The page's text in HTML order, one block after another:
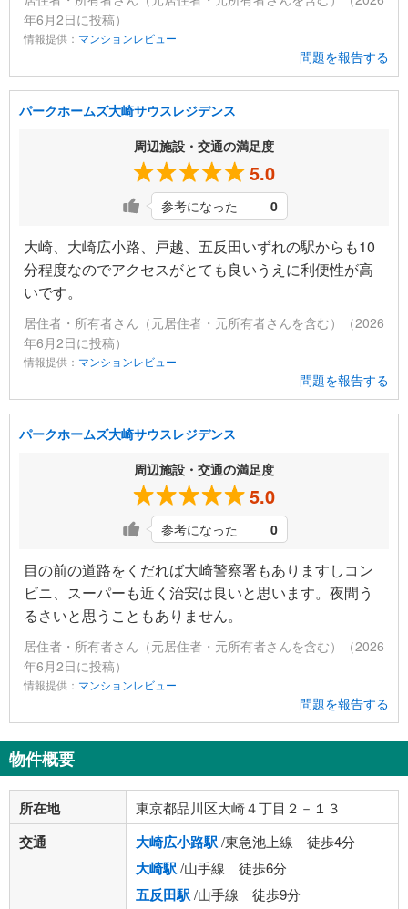
年6月2日に投稿）
情報提供： マンションレビュー
問題を報告する
パークホームズ大崎サウスレジデンス
周辺施設・交通の満足度
5.0
参考になった 0
大崎、大崎広小路、戸越、五反田いずれの駅からも10
分程度なのでアクセスがとても良いうえに利便性が高
いです。
居住者・所有者さん（元居住者・元所有者さんを含む）（2026
年6月2日に投稿）
情報提供： マンションレビュー
問題を報告する
パークホームズ大崎サウスレジデンス
周辺施設・交通の満足度
5.0
参考になった 0
目の前の道路をくだれば大崎警察署もありますしコン
ビニ、スーパーも近く治安は良いと思います。夜間う
るさいと思うこともありません。
居住者・所有者さん（元居住者・元所有者さんを含む）（2026
年6月2日に投稿）
情報提供： マンションレビュー
問題を報告する
物件概要
所在地 東京都品川区大崎４丁目２－１３
交通 大崎広小路駅/東急池上線 徒歩4分
大崎駅/山手線 徒歩6分
五反田駅/山手線 徒歩9分